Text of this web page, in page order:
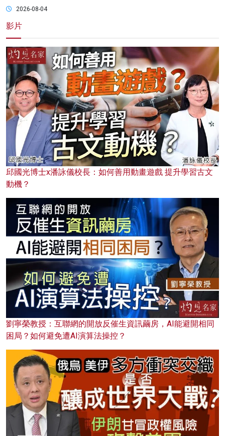
2026-08-04
影片
邱國光博士x潘詠儀校長：如何善用動畫遊戲 提升學習古文
動機？
劉寧榮教授：互聯網的開放反催生資訊繭房，AI能避開相同
困局？如何避免遭AI演算法操控？